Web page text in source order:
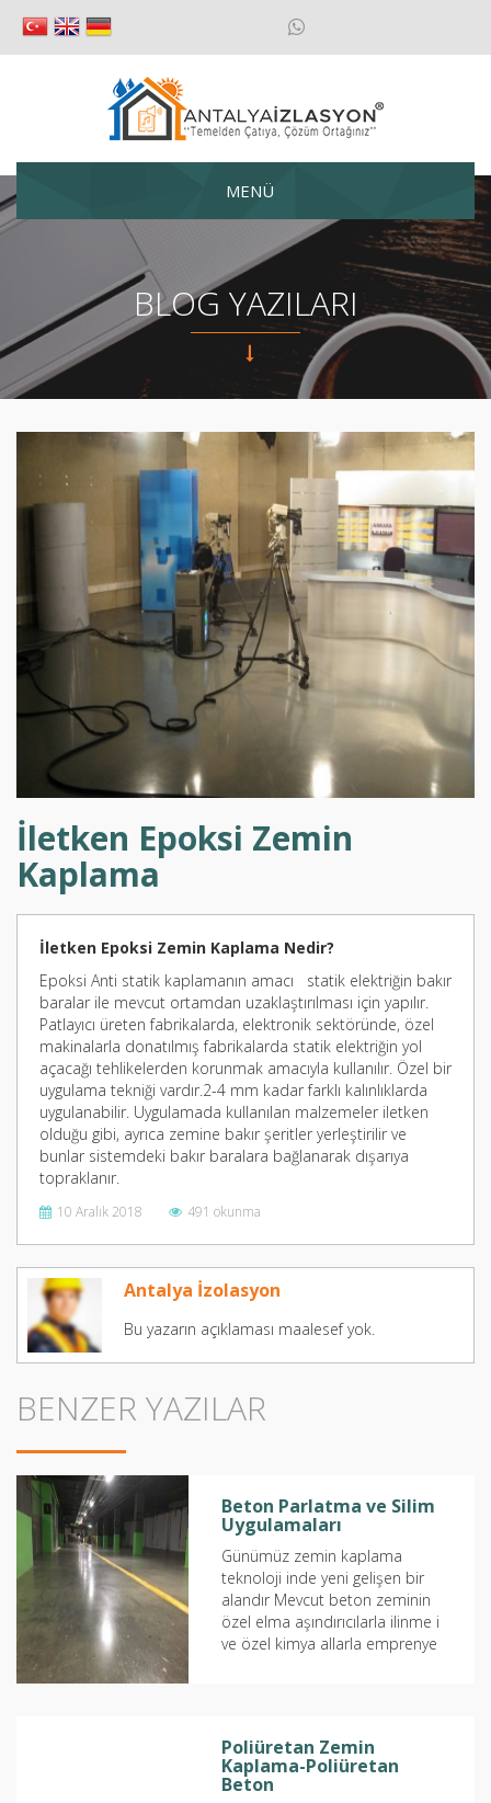
MENÜ
BLOG YAZILARI
İletken Epoksi Zemin
Kaplama
İletken Epoksi Zemin Kaplama Nedir?
Epoksi Anti statik kaplamanın amacı statik elektriğin bakır
baralar ile mevcut ortamdan uzaklaştırılması için yapılır.
Patlayıcı üreten fabrikalarda, elektronik sektöründe, özel
makinalarla donatılmış fabrikalarda statik elektriğin yol
açacağı tehlikelerden korunmak amacıyla kullanılır. Özel bir
uygulama tekniği vardır.2-4 mm kadar farklı kalınlıklarda
uygulanabilir. Uygulamada kullanılan malzemeler iletken
olduğu gibi, ayrıca zemine bakır şeritler yerleştirilir ve
bunlar sistemdeki bakır baralara bağlanarak dışarıya
topraklanır.
10 Aralık 2018 491 okunma
Antalya İzolasyon
Bu yazarın açıklaması maalesef yok.
BENZER YAZILAR
Beton Parlatma ve Silim
Uygulamaları
Günümüz zemin kaplama
teknoloji inde yeni gelişen bir
alandır Mevcut beton zeminin
özel elma aşındırıcılarla ilinme i
ve özel kimya allarla emprenye
Poliüretan Zemin
Kaplama-Poliüretan
Beton